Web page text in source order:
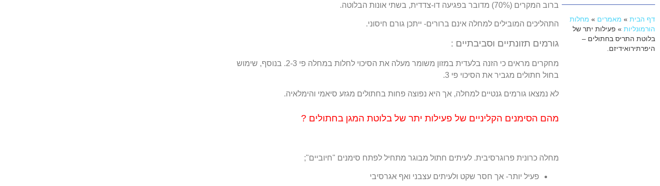
דף הבית » מאמרים » מחלות
הורמונליות » פעילות יתר של
בלוטת התריס בחתולים –
היפרתירואידיזם.
ברוב המקרים (70%) מדובר בפגיעה דו-צדדית, בשתי אונות הבלוטה.
התהליכים המובילים למחלה אינם ברורים- ייתכן גורם חיסוני.
גורמים תזונתיים וסביבתיים :
מחקרים מראים כי הזנה בלעדית במזון משומר מעלה את הסיכוי לחלות במחלה פי 2-3. בנוסף, שימוש
בחול חתולים מגביר את הסיכוי פי 3.
לא נמצאו גורמים גנטיים למחלה, אך היא נפוצה פחות בחתולים מגזע סיאמי והימלאיה.
מהם הסימנים הקליניים של פעילות יתר של בלוטת המגן בחתולים ?
מחלה כרונית פרוגרסיבית. לעיתים חתול מבוגר מתחיל לפתח סימנים "חיוביים";
פעיל יותר- אך חסר שקט ולעיתים עצבני ואף אגרסיבי